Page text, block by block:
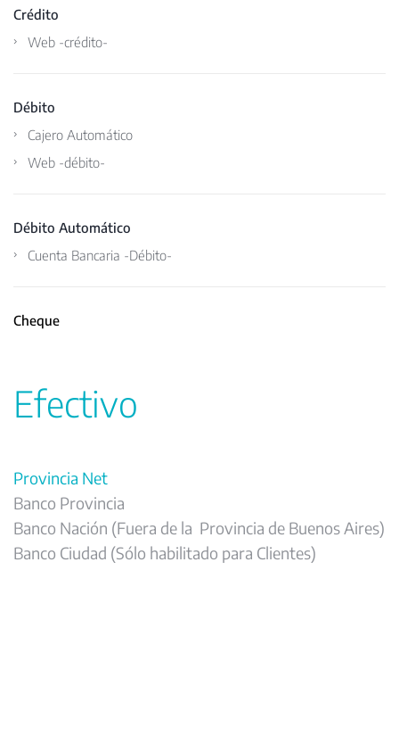
Crédito
Web -crédito-
Débito
Cajero Automático
Web -débito-
Débito Automático
Cuenta Bancaria -Débito-
Cheque
Efectivo
Provincia Net
Banco Provincia
Banco Nación (Fuera de la Provincia de Buenos Aires)
Banco Ciudad (Sólo habilitado para Clientes)